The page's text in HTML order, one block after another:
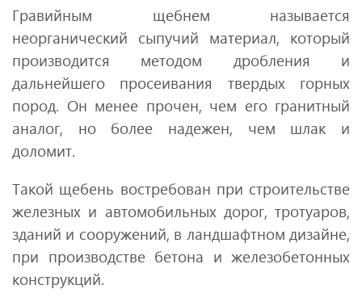
Гравийным щебнем называется
неорганический сыпучий материал, который
производится методом дробления и
дальнейшего просеивания твердых горных
пород. Он менее прочен, чем его гранитный
аналог, но более надежен, чем шлак и
доломит.
Такой щебень востребован при строительстве
железных и автомобильных дорог, тротуаров,
зданий и сооружений, в ландшафтном дизайне,
при производстве бетона и железобетонных
конструкций.